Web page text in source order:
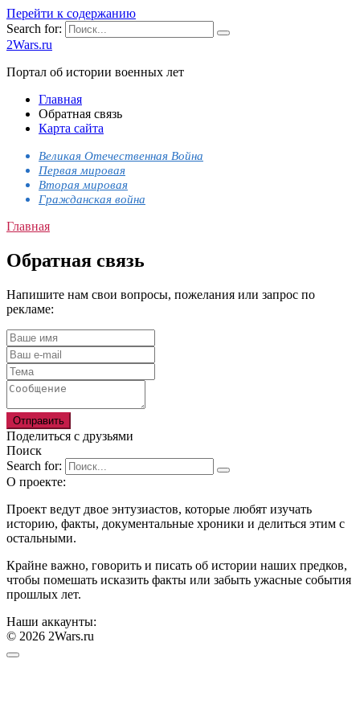
Перейти к содержанию
Search for:
2Wars.ru
Портал об истории военных лет
Главная
Обратная связь
Карта сайта
Великая Отечественная Война
Первая мировая
Вторая мировая
Гражданская война
Главная
Обратная связь
Напишите нам свои вопросы, пожелания или запрос по
рекламе:
Отправить
Поделиться с друзьями
Поиск
Search for:
О проекте:
Проект ведут двое энтузиастов, которые любят изучать
историю, факты, документальные хроники и делиться этим с
остальными.
Крайне важно, говорить и писать об истории наших предков,
чтобы помешать исказить факты или забыть ужасные события
прошлых лет.
Наши аккаунты:
© 2026 2Wars.ru